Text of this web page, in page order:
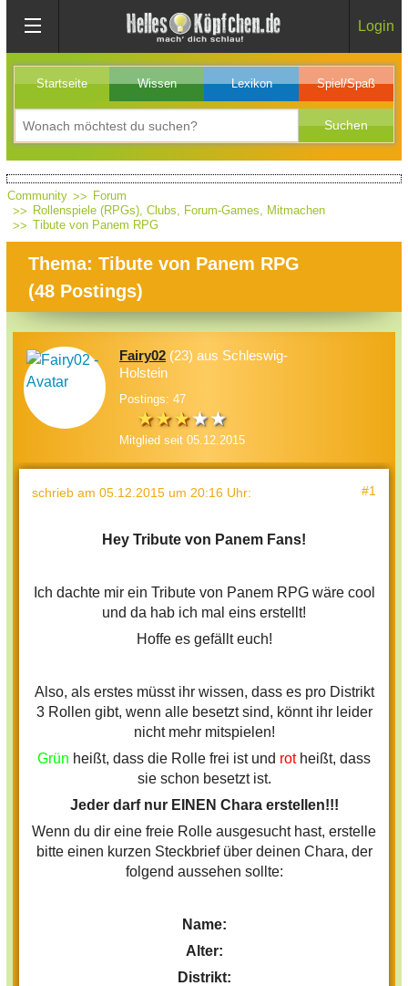
Login
Startseite Wissen Lexikon Spiel/Spaß
Community
Forum
Rollenspiele (RPGs), Clubs, Forum-Games, Mitmachen
Tibute von Panem RPG
Thema: Tibute von Panem RPG
(48 Postings)
Fairy02 (23) aus Schleswig-
Holstein
Postings: 47
Mitglied seit 05.12.2015
schrieb am 05.12.2015 um 20:16 Uhr: #1
Hey Tribute von Panem Fans!
Ich dachte mir ein Tribute von Panem RPG wäre cool
und da hab ich mal eins erstellt!
Hoffe es gefällt euch!
Also, als erstes müsst ihr wissen, dass es pro Distrikt
3 Rollen gibt, wenn alle besetzt sind, könnt ihr leider
nicht mehr mitspielen!
Grün heißt, dass die Rolle frei ist und rot heißt, dass
sie schon besetzt ist.
Jeder darf nur EINEN Chara erstellen!!!
Wenn du dir eine freie Rolle ausgesucht hast, erstelle
bitte einen kurzen Steckbrief über deinen Chara, der
folgend aussehen sollte:
Name:
Alter:
Distrikt: